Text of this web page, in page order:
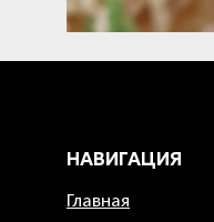
НАВИГАЦИЯ
Главная